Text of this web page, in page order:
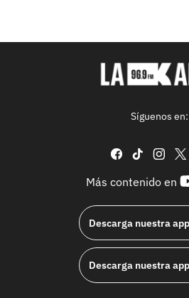
Síguenos en:
facebook
tiktok
Más contenido en
Descarga nuestra
Descarga nuestra